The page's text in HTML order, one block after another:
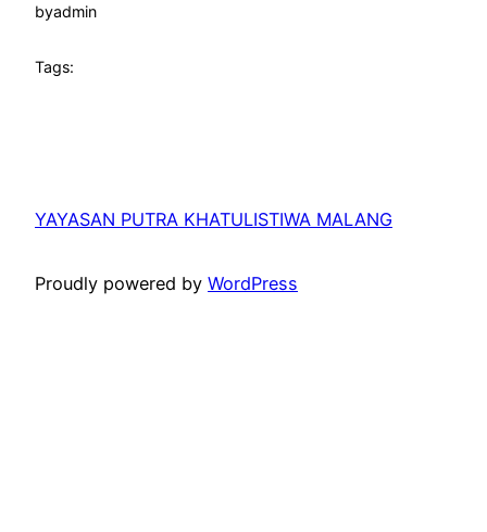
byadmin
Tags:
YAYASAN PUTRA KHATULISTIWA MALANG
Proudly powered by WordPress